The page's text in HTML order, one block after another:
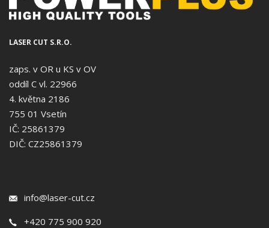
LASER CUT S.R.O.
zaps. v OR u KS v OV
oddíl C vl. 22966
4. května 2186
755 01 Vsetín
IČ: 25861379
DIČ: CZ25861379
info@laser-cut.cz
+420 775 900 920